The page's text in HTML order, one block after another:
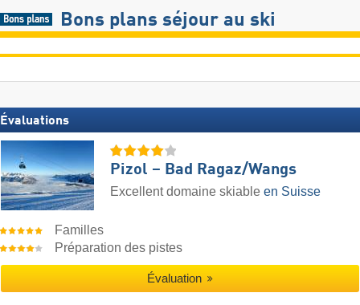
Bons plans séjour au ski
Évaluations
Pizol – Bad Ragaz/​Wangs
Excellent domaine skiable en Suisse
Familles
Préparation des pistes
Évaluation